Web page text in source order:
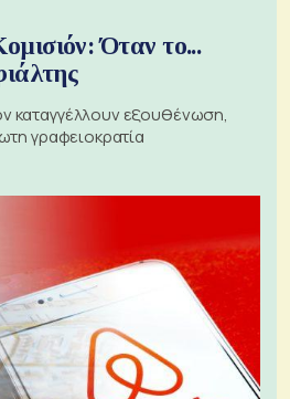
Όταν το...
καταγγέλλουν εξουθένωση,
γραφειοκρατία